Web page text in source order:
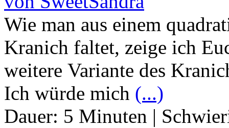
Wie man aus einem
Kranich faltet, zeige ich
weitere Variante des
Ich würde mich (...)
Dauer: 5 Minuten |